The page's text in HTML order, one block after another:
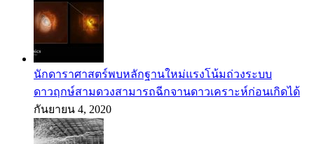
นักดาราศาสตร์พบหลักฐานใหม่แรงโน้มถ่วงระบบ
ดาวฤกษ์สามดวงสามารถฉีกจานดาวเคราะห์ก่อนเกิดได้
กันยายน 4, 2020